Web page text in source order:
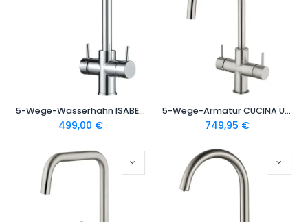
5-Wege-Wasserhahn ISABELLA Edelstahl massiv L-Auslauf | Chrom, Schwarz, gebürstet
499,00 €
5-Wege-Armatur CUCINA UNICA C-Auslauf in Edelstahl massiv
749,95 €